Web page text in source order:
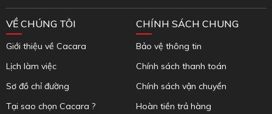
VỀ CHÚNG TÔI
Giới thiệu về Cacara
Lịch làm việc
Sơ đồ chỉ đường
Tại sao chọn Cacara ?
CHÍNH SÁCH CHUNG
Bảo vệ thông tin
Chính sách thanh toán
Chính sách vận chuyển
Hoàn tiền trả hàng